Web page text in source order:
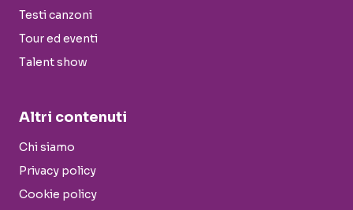
Testi canzoni
Tour ed eventi
Talent show
Altri contenuti
Chi siamo
Privacy policy
Cookie policy